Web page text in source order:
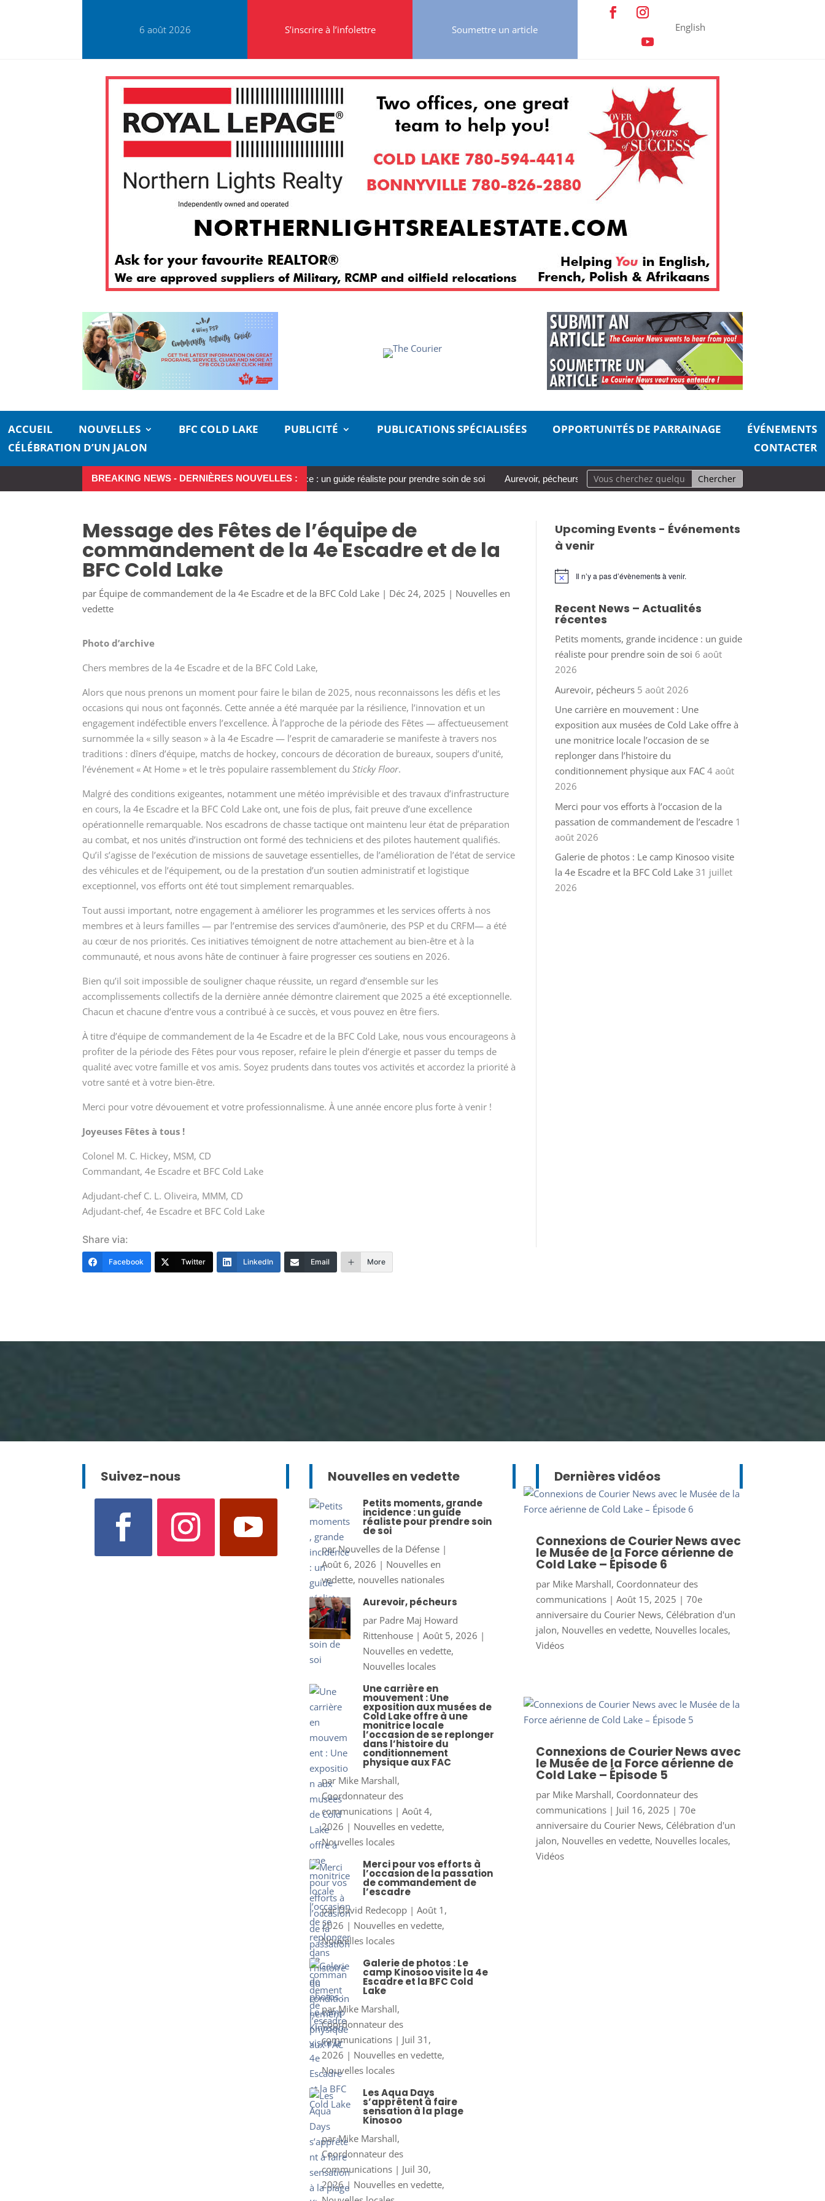
6 août 2026 S’inscrire à l’infolettre Soumettre un article English
ACCUEIL NOUVELLES BFC COLD LAKE PUBLICITÉ PUBLICATIONS SPÉCIALISÉES OPPORTUNITÉS DE PARRAINAGE
ÉVÉNEMENTS
CÉLÉBRATION D’UN JALON
CONTACTER
BREAKING NEWS - DERNIÈRES NOUVELLES :
Petits moments, grande incidence : un guide réaliste pour prendre soin de soi Aurevoir, pécheurs Une carrière en mouvement : Une exposition aux musées de
Message des Fêtes de l’équipe de
commandement de la 4e Escadre et de la
BFC Cold Lake
par Équipe de commandement de la 4e Escadre et de la BFC Cold Lake | Déc 24, 2025 | Nouvelles en
vedette
Photo d’archive
Chers membres de la 4e Escadre et de la BFC Cold Lake,
Alors que nous prenons un moment pour faire le bilan de 2025, nous reconnaissons les défis et les
occasions qui nous ont façonnés. Cette année a été marquée par la résilience, l’innovation et un
engagement indéfectible envers l’excellence. À l’approche de la période des Fêtes — affectueusement
surnommée la « silly season » à la 4e Escadre — l’esprit de camaraderie se manifeste à travers nos
traditions : dîners d’équipe, matchs de hockey, concours de décoration de bureaux, soupers d’unité,
l’événement « At Home » et le très populaire rassemblement duSticky Floor.
Malgré des conditions exigeantes, notamment une météo imprévisible et des travaux d’infrastructure
en cours, la 4e Escadre et la BFC Cold Lake ont, une fois de plus, fait preuve d’une excellence
opérationnelle remarquable. Nos escadrons de chasse tactique ont maintenu leur état de préparation
au combat, et nos unités d’instruction ont formé des techniciens et des pilotes hautement qualifiés.
Qu’il s’agisse de l’exécution de missions de sauvetage essentielles, de l’amélioration de l’état de service
des véhicules et de l’équipement, ou de la prestation d’un soutien administratif et logistique
exceptionnel, vos efforts ont été tout simplement remarquables.
Tout aussi important, notre engagement à améliorer les programmes et les services offerts à nos
membres et à leurs familles — par l’entremise des services d’aumônerie, des PSP et du CRFM— a été
au cœur de nos priorités. Ces initiatives témoignent de notre attachement au bien-être et à la
communauté, et nous avons hâte de continuer à faire progresser ces soutiens en 2026.
Bien qu’il soit impossible de souligner chaque réussite, un regard d’ensemble sur les
accomplissements collectifs de la dernière année démontre clairement que 2025 a été exceptionnelle.
Chacun et chacune d’entre vous a contribué à ce succès, et vous pouvez en être fiers.
À titre d’équipe de commandement de la 4e Escadre et de la BFC Cold Lake, nous vous encourageons à
profiter de la période des Fêtes pour vous reposer, refaire le plein d’énergie et passer du temps de
qualité avec votre famille et vos amis. Soyez prudents dans toutes vos activités et accordez la priorité à
votre santé et à votre bien-être.
Merci pour votre dévouement et votre professionnalisme. À une année encore plus forte à venir !
Joyeuses Fêtes à tous !
Colonel M. C. Hickey, MSM, CD
Commandant, 4e Escadre et BFC Cold Lake
Adjudant-chef C. L. Oliveira, MMM, CD
Adjudant-chef, 4e Escadre et BFC Cold Lake
Share via:
Facebook Twitter LinkedIn Email More
Upcoming Events - Événements
à venir
Notice Il n’y a pas d’évènements à venir.
Recent News – Actualités
récentes
Petits moments, grande incidence : un guide
réaliste pour prendre soin de soi 6 août
2026
Aurevoir, pécheurs 5 août 2026
Une carrière en mouvement : Une
exposition aux musées de Cold Lake offre à
une monitrice locale l’occasion de se
replonger dans l’histoire du
conditionnement physique aux FAC 4 août
2026
Merci pour vos efforts à l’occasion de la
passation de commandement de l’escadre 1
août 2026
Galerie de photos : Le camp Kinosoo visite
la 4e Escadre et la BFC Cold Lake 31 juillet
2026
Suivez-nous Nouvelles en vedette
Petits moments, grande
incidence : un guide
réaliste pour prendre soin
de soi
parNouvelles de la Défense|
Août 6, 2026 | Nouvelles en
vedette, nouvelles nationales
Aurevoir, pécheurs
par Padre Maj Howard
Rittenhouse| Août 5, 2026 |
Nouvelles en vedette,
Nouvelles locales
Une carrière en
mouvement : Une
exposition aux musées de
Cold Lake offre à une
monitrice locale
l’occasion de se replonger
dans l’histoire du
conditionnement
physique aux FAC
par Mike Marshall,
Coordonnateur des
communications| Août 4,
2026 | Nouvelles en vedette,
Nouvelles locales
Merci pour vos efforts à
l’occasion de la passation
de commandement de
l’escadre
parDavid Redecopp| Août 1,
2026 | Nouvelles en vedette,
Nouvelles locales
Galerie de photos : Le
camp Kinosoo visite la 4e
Escadre et la BFC Cold
Lake
parMike Marshall,
Coordonnateur des
communications| Juil 31,
2026 | Nouvelles en vedette,
Nouvelles locales
Les Aqua Days
s’apprêtent à faire
sensation à la plage
Kinosoo
parMike Marshall,
Coordonnateur des
communications| Juil 30,
2026| Nouvelles en vedette,
Dernières vidéos
Connexions de Courier News avec
le Musée de la Force aérienne de
Cold Lake – Épisode 6
par Mike Marshall, Coordonnateur des
communications| Août 15, 2025 | 70e
anniversaire du Courier News, Célébration d'un
jalon, Nouvelles en vedette, Nouvelles locales,
Vidéos
Connexions de Courier News avec
le Musée de la Force aérienne de
Cold Lake – Épisode 5
par Mike Marshall, Coordonnateur des
communications| Juil 16, 2025 | 70e
anniversaire du Courier News, Célébration d'un
jalon, Nouvelles en vedette, Nouvelles locales,
Vidéos